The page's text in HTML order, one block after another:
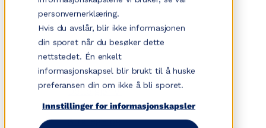
personvernerklæring.
Hvis du avslår, blir ikke informasjonen
din sporet når du besøker dette
nettstedet. Én enkelt
informasjonskapsel blir brukt til å huske
preferansen din om ikke å bli sporet.
Innstillinger for informasjonskapsler
✕
Dette gjør vi
Tjenesteområder
Strategi- og